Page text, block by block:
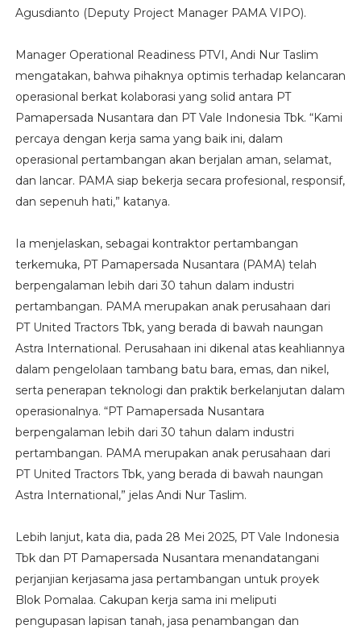
Agusdianto (Deputy Project Manager PAMA VIPO).
Manager Operational Readiness PTVI, Andi Nur Taslim
mengatakan, bahwa pihaknya optimis terhadap kelancaran
operasional berkat kolaborasi yang solid antara PT
Pamapersada Nusantara dan PT Vale Indonesia Tbk. “Kami
percaya dengan kerja sama yang baik ini, dalam
operasional pertambangan akan berjalan aman, selamat,
dan lancar. PAMA siap bekerja secara profesional, responsif,
dan sepenuh hati,” katanya.
Ia menjelaskan, sebagai kontraktor pertambangan
terkemuka, PT Pamapersada Nusantara (PAMA) telah
berpengalaman lebih dari 30 tahun dalam industri
pertambangan. PAMA merupakan anak perusahaan dari
PT United Tractors Tbk, yang berada di bawah naungan
Astra International. Perusahaan ini dikenal atas keahliannya
dalam pengelolaan tambang batu bara, emas, dan nikel,
serta penerapan teknologi dan praktik berkelanjutan dalam
operasionalnya. “PT Pamapersada Nusantara
berpengalaman lebih dari 30 tahun dalam industri
pertambangan. PAMA merupakan anak perusahaan dari
PT United Tractors Tbk, yang berada di bawah naungan
Astra International,” jelas Andi Nur Taslim.
Lebih lanjut, kata dia, pada 28 Mei 2025, PT Vale Indonesia
Tbk dan PT Pamapersada Nusantara menandatangani
perjanjian kerjasama jasa pertambangan untuk proyek
Blok Pomalaa. Cakupan kerja sama ini meliputi
pengupasan lapisan tanah, jasa penambangan dan